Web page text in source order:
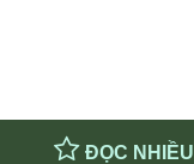
ĐỌC NHIỀU